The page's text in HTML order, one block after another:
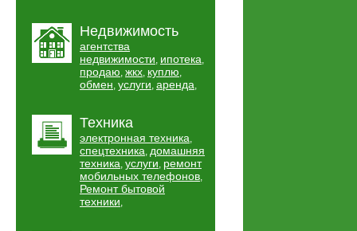
Недвижимость
агентства
недвижимости, ипотека,
продаю, жкх, куплю,
обмен, услуги, аренда,
Техника
электронная техника,
спецтехника, домашняя
техника, услуги, ремонт
мобильных телефонов,
Ремонт бытовой
техники,